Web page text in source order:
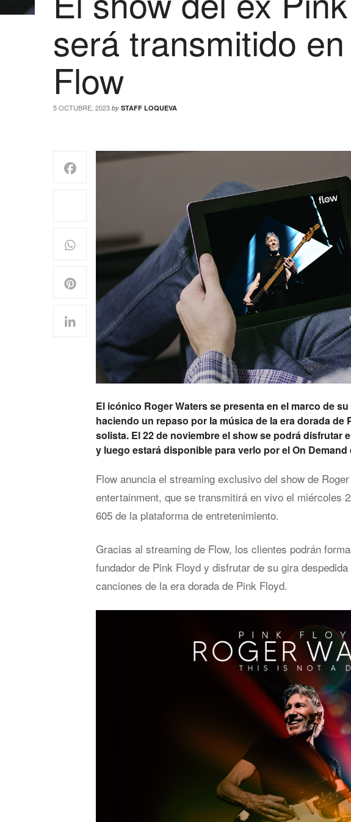
será transmitido
Flow
5 OCTUBRE, 2023 by STAFF LOQUEVA
El icónico Roger Waters se presenta en el marco de
haciendo un repaso por la música de la era dorada de
solista. El 22 de noviembre el show se podrá disfrutar
y luego estará disponible para verlo por el On
Flow anuncia el streaming exclusivo del show de
entertainment, que se transmitirá en vivo el miércoles
605 de la plataforma de entretenimiento.
Gracias al streaming de Flow, los clientes podrán
fundador de Pink Floyd y disfrutar de su gira
canciones de la era dorada de Pink Floyd.